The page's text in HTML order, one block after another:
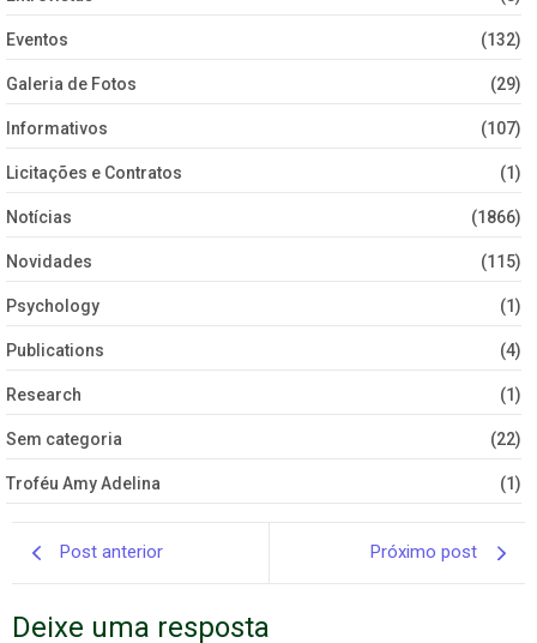
Eventos (132)
Galeria de Fotos (29)
Informativos (107)
Licitações e Contratos (1)
Notícias (1866)
Novidades (115)
Psychology (1)
Publications (4)
Research (1)
Sem categoria (22)
Troféu Amy Adelina (1)
Post anterior Próximo post
Deixe uma resposta